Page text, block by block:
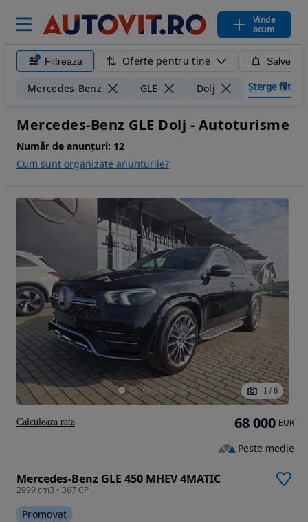
Vinde
acum
Filtreaza Oferte pentru tine
Mercedes-Benz GLE Dolj Șterge filtrele
Mercedes-Benz GLE Dolj - Autoturisme
Număr de anunțuri: 12
Cum sunt organizate anunturile?
1 / 6
Mercedes-Benz GLE 450 MHEV 4MATIC
2999 cm3 • 367 CP
Promovat
68 000 EUR
Peste medie
Calculeaza rata